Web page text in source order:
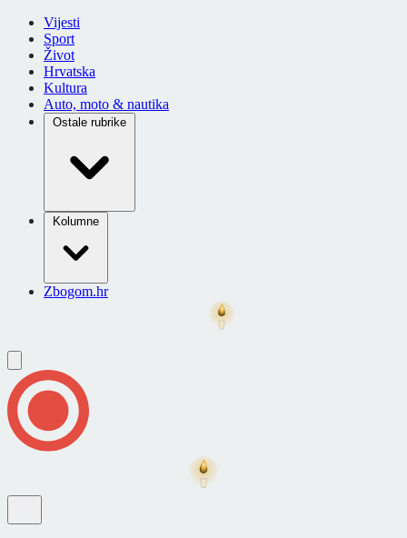
Vijesti
Sport
Život
Hrvatska
Kultura
Auto, moto & nautika
Ostale rubrike
Kolumne
Zbogom.hr